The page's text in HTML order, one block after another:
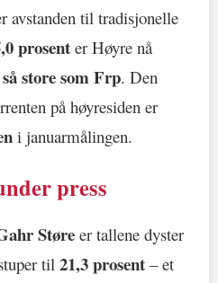
avstanden til tradisjonelle
prosent er Høyre nå
store som Frp. Den
på høyresiden er
i januarmålingen.
press
Støre er tallene dyster
til 21,3 prosent – et